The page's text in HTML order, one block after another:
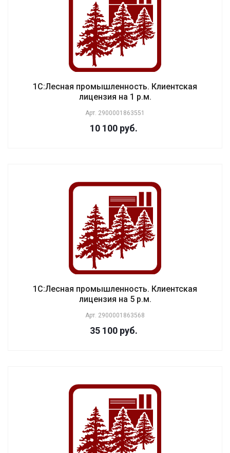
1С:Лесная промышленность. Клиентская
лицензия на 1 р.м.
Арт. 2900001863551
10 100 руб.
1С:Лесная промышленность. Клиентская
лицензия на 5 р.м.
Арт. 2900001863568
35 100 руб.